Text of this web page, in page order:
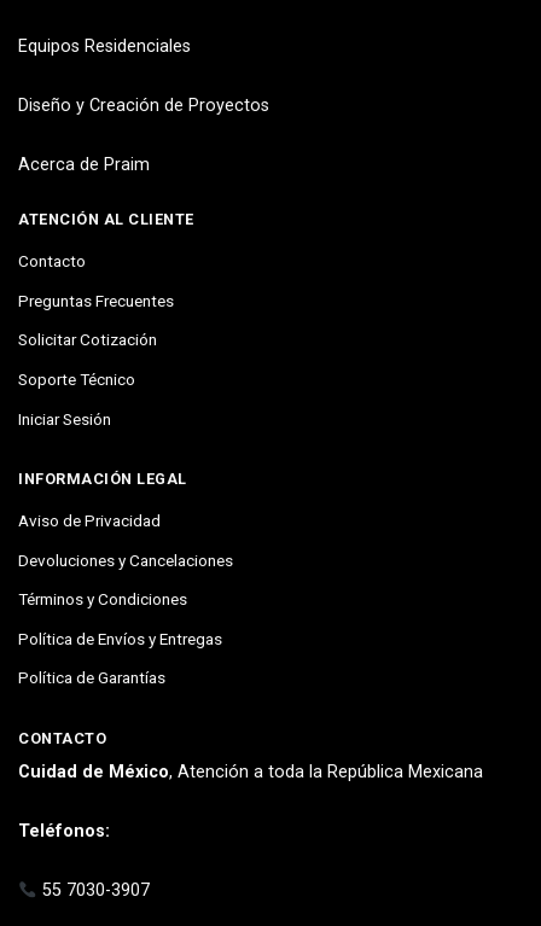
Equipos Residenciales
Diseño y Creación de Proyectos
Acerca de Praim
ATENCIÓN AL CLIENTE
Contacto
Preguntas Frecuentes
Solicitar Cotización
Soporte Técnico
Iniciar Sesión
INFORMACIÓN LEGAL
Aviso de Privacidad
Devoluciones y Cancelaciones
Términos y Condiciones
Política de Envíos y Entregas
Política de Garantías
CONTACTO
Cuidad de México, Atención a toda la República Mexicana
Teléfonos:
55 7030-3907